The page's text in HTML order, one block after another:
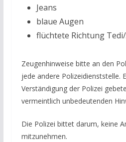
Jeans
blaue Augen
flüchtete Richtung
Zeugenhinweise bitte an den
jede andere Polizeidienststelle.
Verständigung der Polizei
vermeintlich unbedeutenden
Die Polizei bittet darum, keine
mitzunehmen.